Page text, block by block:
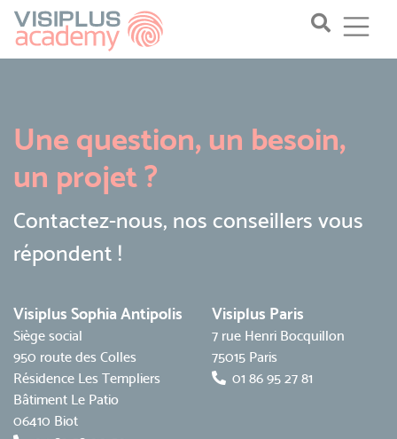
Une question, un besoin,
un projet ?
Contactez-nous, nos conseillers vous
répondent !
Visiplus Sophia Antipolis
Siège social
950 route des Colles
Résidence Les Templiers
Bâtiment Le Patio
06410 Biot
Visiplus Paris
7 rue Henri Bocquillon
75015 Paris
01 86 95 27 81